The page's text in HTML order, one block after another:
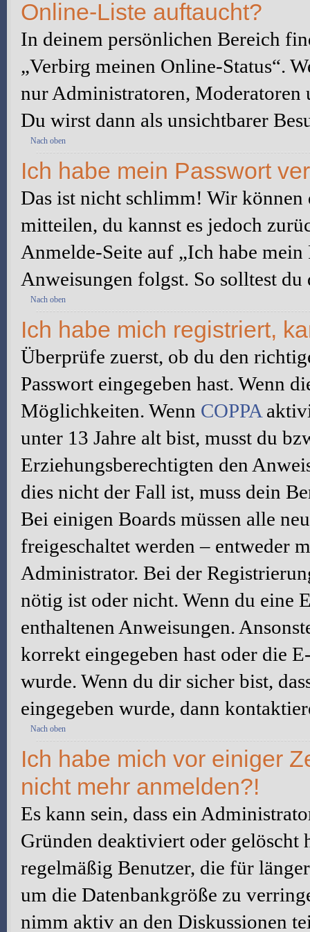
Online-Liste auftaucht?
In deinem persönlichen Bereich
„Verbirg meinen Online-Status“.
nur Administratoren, Moderatoren
Du wirst dann als unsichtbarer
Nach oben
Ich habe mein Passwort
Das ist nicht schlimm! Wir
mitteilen, du kannst es jedoch
Anmelde-Seite auf „Ich habe
Anweisungen folgst. So solltest
Nach oben
Ich habe mich registriert,
Überprüfe zuerst, ob du den
Passwort eingegeben hast. Wenn
Möglichkeiten. Wenn COPPA
unter 13 Jahre alt bist, musst du
Erziehungsberechtigten den
dies nicht der Fall ist, muss dein
Bei einigen Boards müssen alle
freigeschaltet werden – entweder
Administrator. Bei der
nötig ist oder nicht. Wenn du eine
enthaltenen Anweisungen.
korrekt eingegeben hast oder die
wurde. Wenn du dir sicher bist,
eingegeben wurde, dann
Nach oben
Ich habe mich vor einiger
nicht mehr anmelden?!
Es kann sein, dass ein
Gründen deaktiviert oder gelöscht
regelmäßig Benutzer, die für
um die Datenbankgröße zu
nimm aktiv an den Diskussionen